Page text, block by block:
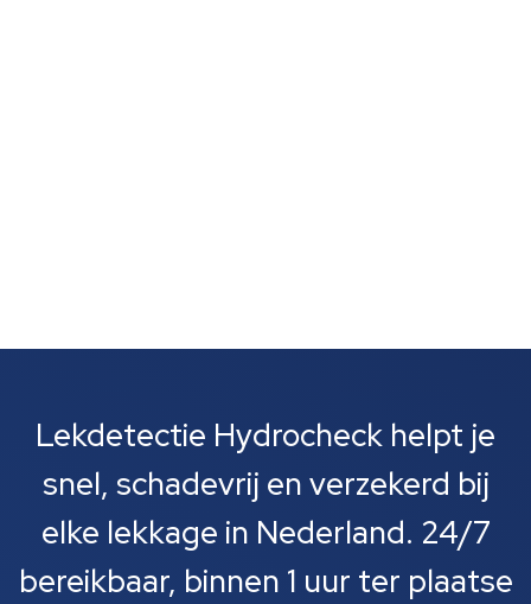
Lekdetectie Hydrocheck helpt je
snel, schadevrij en verzekerd bij
elke lekkage in Nederland. 24/7
bereikbaar, binnen 1 uur ter plaatse